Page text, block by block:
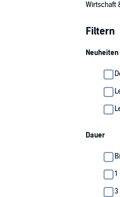
Wirtschaft
Filtern
Neuheiten
Dauer
1
3